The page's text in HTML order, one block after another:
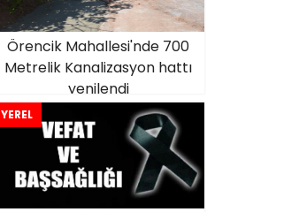
Örencik Mahallesi'nde 700
Metrelik Kanalizasyon hattı
yenilendi
YEREL